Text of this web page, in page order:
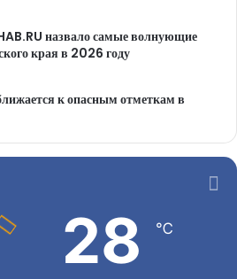
назвало самые волнующие
края в 2026 году
к опасным отметкам в
28 ℃